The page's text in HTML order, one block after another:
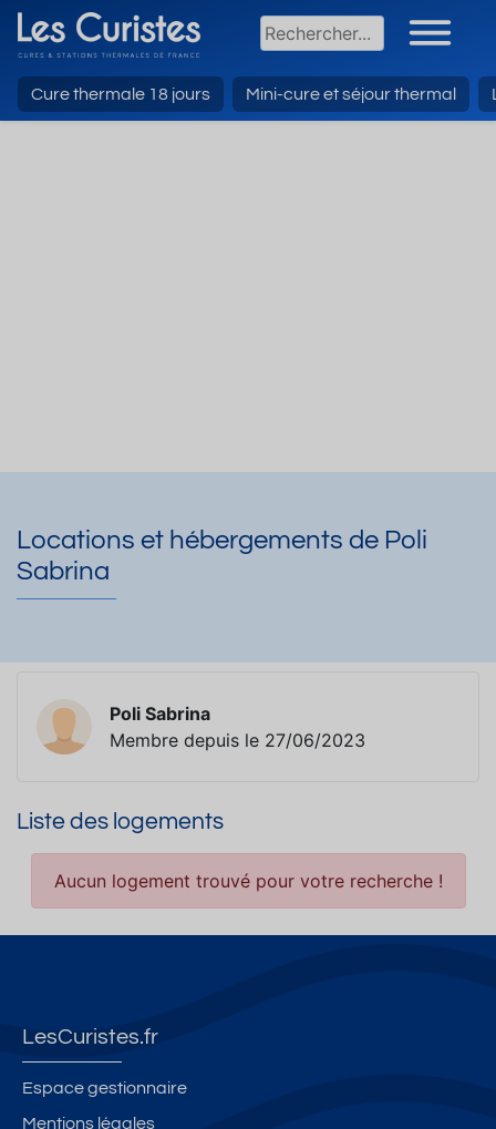
Cure thermale 18 jours Mini-cure et séjour thermal
Locations et hébergements de Poli
Sabrina
Poli Sabrina
Membre depuis le 27/06/2023
Liste des logements
Aucun logement trouvé pour votre recherche !
LesCuristes.fr
Espace gestionnaire
Mentions légales